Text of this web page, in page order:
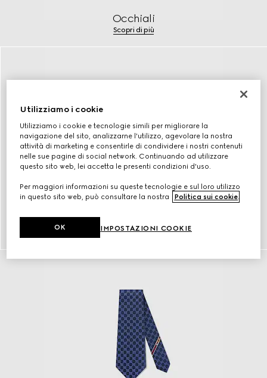
Occhiali
Scopri di più
scopri di più
Utilizziamo i cookie
Utilizziamo i cookie e tecnologie simili per migliorare la
navigazione del sito, analizzarne l'utilizzo, agevolare la nostra
attività di marketing e consentirle di condividere i nostri contenuti
nelle sue pagine di social network. Continuando ad utilizzare
questo sito web, lei accetta le presenti condizioni d'uso.
Per maggiori informazioni su queste tecnologie e sul loro utilizzo
in questo sito web, può consultare la nostra
Politica sui cookie
IMPOSTAZIONI COOKIE
OK